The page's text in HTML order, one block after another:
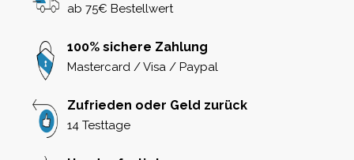
ab 75€ Bestellwert
100% sichere Zahlung
Mastercard / Visa / Paypal
Zufrieden oder Geld zurück
14 Testtage